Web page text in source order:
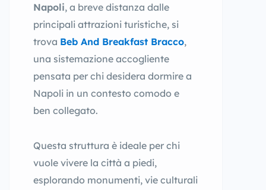
Napoli, a breve distanza dalle
principali attrazioni turistiche, si
trova Beb And Breakfast Bracco,
una sistemazione accogliente
pensata per chi desidera dormire a
Napoli in un contesto comodo e
ben collegato.
Questa struttura è ideale per chi
vuole vivere la città a piedi,
esplorando monumenti, vie culturali